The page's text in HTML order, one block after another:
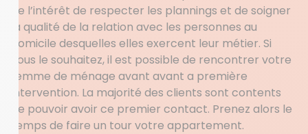
de l’intérêt de respecter les plannings et de soigner
la qualité de la relation avec les personnes au
domicile desquelles elles exercent leur métier. Si
vous le souhaitez, il est possible de rencontrer votre
femme de ménage avant avant a première
intervention. La majorité des clients sont contents
de pouvoir avoir ce premier contact. Prenez alors le
temps de faire un tour votre appartement.